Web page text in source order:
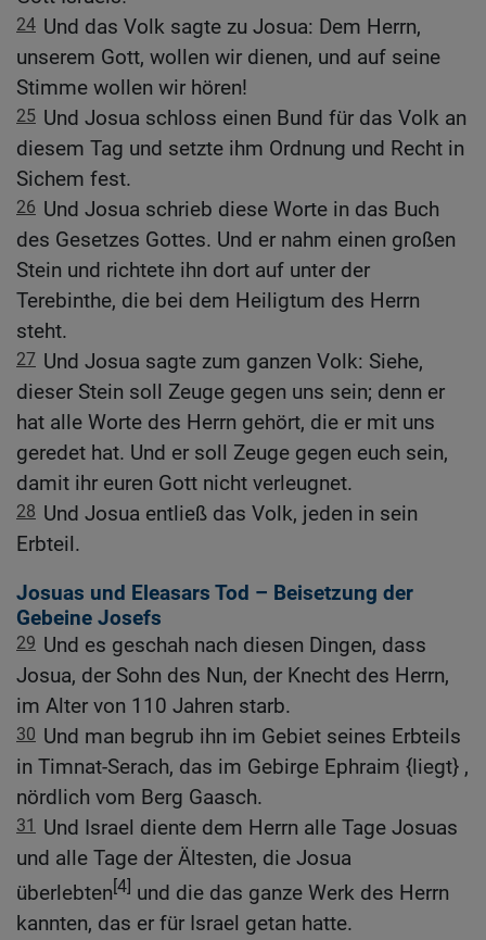
24 Und das Volk sagte zu Josua: Dem Herrn,
unserem Gott, wollen wir dienen, und auf seine
Stimme wollen wir hören!
25 Und Josua schloss einen Bund für das Volk an
diesem Tag und setzte ihm Ordnung und Recht in
Sichem fest.
26 Und Josua schrieb diese Worte in das Buch
des Gesetzes Gottes. Und er nahm einen großen
Stein und richtete ihn dort auf unter der
Terebinthe, die bei dem Heiligtum des Herrn
steht.
27 Und Josua sagte zum ganzen Volk: Siehe,
dieser Stein soll Zeuge gegen uns sein; denn er
hat alle Worte des Herrn gehört, die er mit uns
geredet hat. Und er soll Zeuge gegen euch sein,
damit ihr euren Gott nicht verleugnet.
28 Und Josua entließ das Volk, jeden in sein
Erbteil.
Josuas und Eleasars Tod – Beisetzung der
Gebeine Josefs
29 Und es geschah nach diesen Dingen, dass
Josua, der Sohn des Nun, der Knecht des Herrn,
im Alter von 110 Jahren starb.
30 Und man begrub ihn im Gebiet seines Erbteils
in Timnat-Serach, das im Gebirge Ephraim {liegt} ,
nördlich vom Berg Gaasch.
31 Und Israel diente dem Herrn alle Tage Josuas
und alle Tage der Ältesten, die Josua
überlebten[4] und die das ganze Werk des Herrn
kannten, das er für Israel getan hatte.